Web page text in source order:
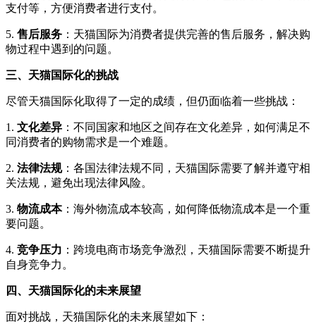
支付等，方便消费者进行支付。
5. 售后服务 ：天猫国际为消费者提供完善的售后服务，解决购
物过程中遇到的问题。
三、天猫国际化的挑战
尽管天猫国际化取得了一定的成绩，但仍面临着一些挑战：
1. 文化差异 ：不同国家和地区之间存在文化差异，如何满足不
同消费者的购物需求是一个难题。
2. 法律法规：各国法律法规不同，天猫国际需要了解并遵守相
关法规，避免出现法律风险。
3. 物流成本：海外物流成本较高，如何降低物流成本是一个重
要问题。
4. 竞争压力 ：跨境电商市场竞争激烈，天猫国际需要不断提升
自身竞争力。
四、天猫国际化的未来展望
面对挑战，天猫国际化的未来展望如下：